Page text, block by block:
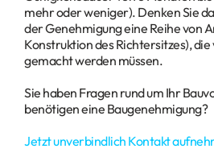
mehr oder weniger). Denken Sie
der Genehmigung eine Reihe von
Konstruktion des Richtersitzes),
gemacht werden müssen.
Sie haben Fragen rund um Ihr
benötigen eine Baugenehmigung?
Jetzt unverbindlich Kontakt